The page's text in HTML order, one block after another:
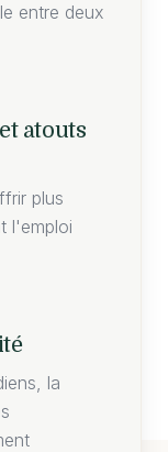
entre deux
atouts
plus
l'emploi
la